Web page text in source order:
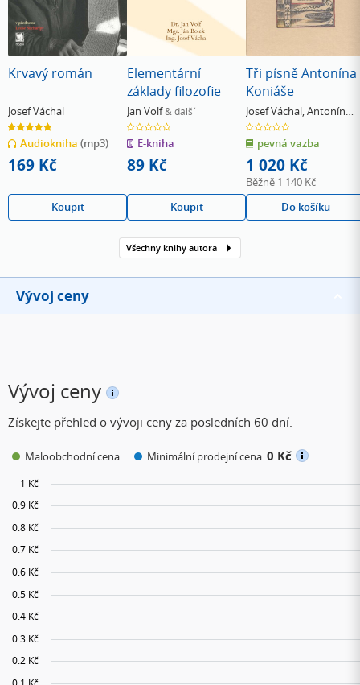
Krvavý román
Josef Váchal
5.0
z
5
hvězdiček
Audiokniha (mp3)
169 Kč
Koupit
Elementární
základy filozofie
Jan Volf& další
0.0
z
5
hvězdiček
E-kniha
89 Kč
Koupit
Tři písně Antonína
Koniáše
Josef Váchal Antonín
Koniáš
0.0
z
5
hvězdiček
pevná vazba
1 020 Kč
Běžně 1 140 Kč
Do košíku
Všechny knihy autora
Vývoj ceny
Vývoj ceny
Získejte přehled o vývoji ceny za posledních 60 dní.
Maloobchodní cena Minimální prodejní cena:0 Kč